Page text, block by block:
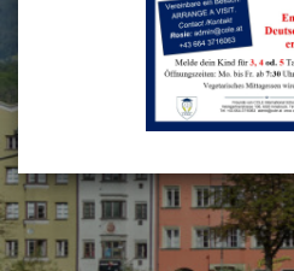
JOBS, NEWS, CALENDARS
PARENTS' TESTIMONIALS